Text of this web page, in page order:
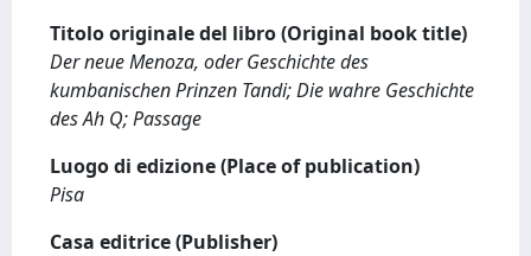
Titolo originale del libro (Original book title)
Der neue Menoza, oder Geschichte des
kumbanischen Prinzen Tandi; Die wahre Geschichte
des Ah Q; Passage
Luogo di edizione (Place of publication)
Pisa
Casa editrice (Publisher)